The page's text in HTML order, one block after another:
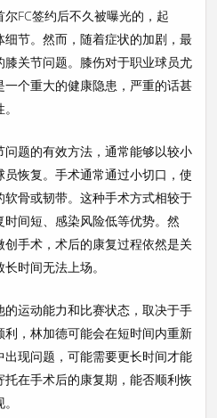
FC签约后不久被曝光的，起
节。然而，随着症状的加剧，最
关节问题。膝伤对于职业球员尤
个重大的健康隐患，严重的话甚
题的有效方法，通常能够以较小
恢复。手术通常通过小切口，使
骨或韧带。这种手术方式相较于
间短、感染风险低等优势。然
手术，术后的康复过程依然是关
时间无法上场。
运动能力和比赛状态，取决于手
，林加德可能会在短时间内重新
现问题，可能需要更长时间才能
在手术后的康复期，能否顺利恢